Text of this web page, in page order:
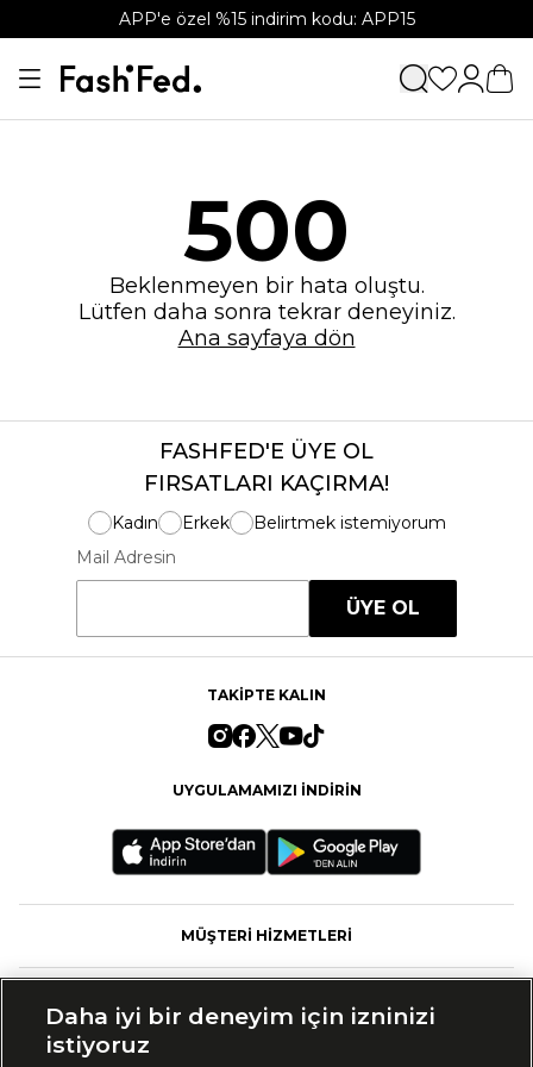
APP'e özel %15 indirim kodu: APP15
500
Beklenmeyen bir hata oluştu.
Lütfen daha sonra tekrar deneyiniz.
Ana sayfaya dön
FASHFED'E ÜYE OL
FIRSATLARI KAÇIRMA!
Kadın Erkek
Belirtmek istemiyorum
Mail Adresin
ÜYE OL
TAKİPTE KALIN
UYGULAMAMIZI İNDİRİN
MÜŞTERİ HİZMETLERİ
Daha iyi bir deneyim için izninizi
istiyoruz